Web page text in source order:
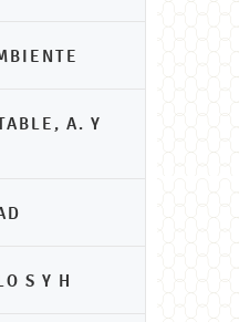
A. Y
S Y H